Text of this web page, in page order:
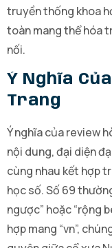
truyền thống khoa
toàn mang thể hóa
nối.
Ý Nghĩa
Trang
Ý nghĩa của review
nội dung, đại diện
cùng nhau kết hợp
học số. Số 69
ngược” hoặc “rộng
hợp mang “vn”,